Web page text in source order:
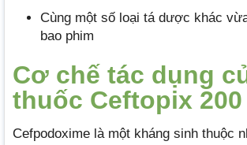
Cùng một số loại tá dược khác
bao phim
Cơ chế tác dụng
thuốc Ceftopix 200
Cefpodoxime là một kháng sinh thuộc